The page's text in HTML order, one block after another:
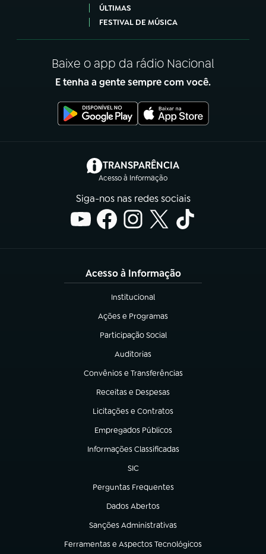
ÚLTIMAS
FESTIVAL DE MÚSICA
Baixe o app da rádio Nacional
E tenha a gente sempre com você.
TRANSPARÊNCIA
Acesso à Informação
(abre em nova aba)
Siga-nos nas redes sociais
Acesso à Informação
Institucional
(abre em nova aba)
Ações e Programas
(abre em nova aba)
Participação Social
(abre em nova aba)
Auditorias
(abre em nova aba)
Convênios e Transferências
(abre em nova aba)
Receitas e Despesas
(abre em nova aba)
Licitações e Contratos
(abre em nova aba)
Empregados Públicos
(abre em nova aba)
Informações Classificadas
(abre em nova aba)
SIC
(abre em nova aba)
Perguntas Frequentes
(abre em nova aba)
Dados Abertos
(abre em nova aba)
Sanções Administrativas
(abre em nova aba)
Ferramentas e Aspectos Tecnológicos
(abre em nova aba)